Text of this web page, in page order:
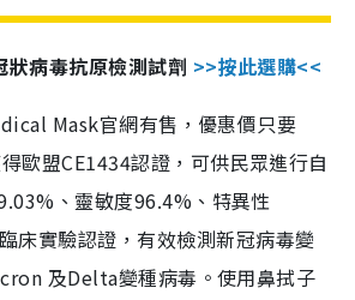
狀病毒抗原檢測試劑 >>按此選購<<
Mask官網有售，優惠價只要
歐盟CE1434認證，可供民眾進行自
、靈敏度96.4%、特異性
床實驗認證，有效檢測新冠病毒變
及Delta變種病毒。使用鼻拭子